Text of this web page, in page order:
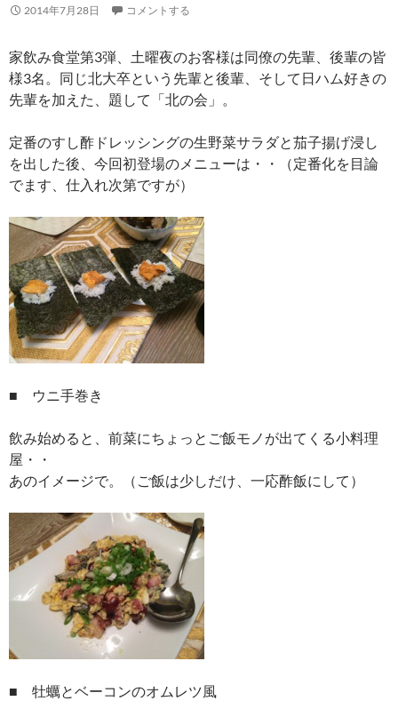
2014年7月28日 コメントする
家飲み食堂第3弾、土曜夜のお客様は同僚の先輩、後輩の皆
様3名。同じ北大卒という先輩と後輩、そして日ハム好きの
先輩を加えた、題して「北の会」。
定番のすし酢ドレッシングの生野菜サラダと茄子揚げ浸し
を出した後、今回初登場のメニューは・・（定番化を目論
でます、仕入れ次第ですが）
■ ウニ手巻き
飲み始めると、前菜にちょっとご飯モノが出てくる小料理
屋・・
あのイメージで。（ご飯は少しだけ、一応酢飯にして）
■ 牡蠣とベーコンのオムレツ風